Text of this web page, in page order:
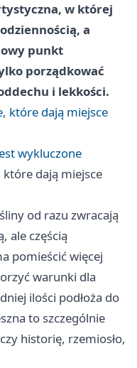
w której
a
punkt
porządkować
i lekkości.
które dają miejsce
wykluczone
dają miejsce
od razu zwracają
ale częścią
pomieścić więcej
warunki dla
ilości podłoża do
to szczególnie
historię, rzemiosło,